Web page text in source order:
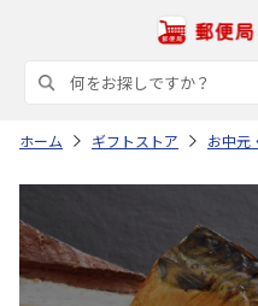
ホーム ギフトストア お中元